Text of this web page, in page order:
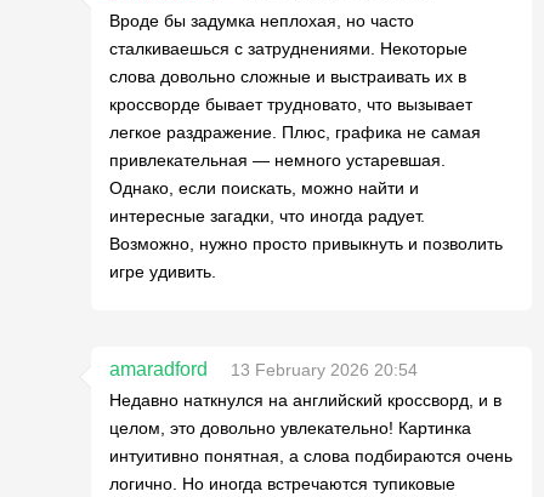
Вроде бы задумка неплохая, но часто
сталкиваешься с затруднениями. Некоторые
слова довольно сложные и выстраивать их в
кроссворде бывает трудновато, что вызывает
легкое раздражение. Плюс, графика не самая
привлекательная — немного устаревшая.
Однако, если поискать, можно найти и
интересные загадки, что иногда радует.
Возможно, нужно просто привыкнуть и позволить
игре удивить.
amaradford
13 February 2026 20:54
Недавно наткнулся на английский кроссворд, и в
целом, это довольно увлекательно! Картинка
интуитивно понятная, а слова подбираются очень
логично. Но иногда встречаются тупиковые